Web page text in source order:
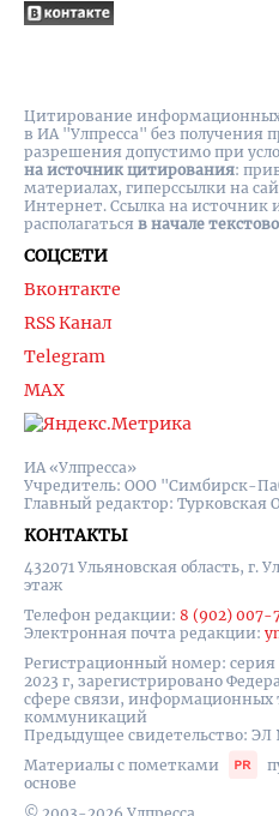
ИА «Улпресса»
Учредитель: ООО "Симбирск-
Главный редактор: Турковская
КОНТАКТЫ
432071 Ульяновская область, г.
этаж
Телефон редакции: 8 (902) 007-
Электронная почта редакции:
Регистрационный номер:
2023 г, зарегистрировано
сфере связи, информационных
коммуникаций
Предыдущее свидетельство: ЭЛ
Материалы с пометками
основе
СОЦСЕТИ
Вконтакте
RSS Канал
Telegram
MAX
Цитирование
в ИА "Улпресса" без получения
разрешения допустимо при
на источник цитирования:
материалах, гиперссылки на
Интернет. Ссылка на источник
располагаться в начале